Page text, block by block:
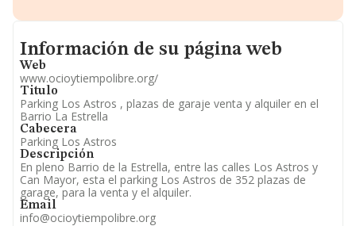
Información oficial y registral complementaria.
Informacion de su página web
Información de su página web
Web
www.ocioytiempolibre.org/
Titulo
Parking Los Astros , plazas de garaje venta y alquiler en el
Barrio La Estrella
Cabecera
Parking Los Astros
Descripción
En pleno Barrio de la Estrella, entre las calles Los Astros y
Can Mayor, esta el parking Los Astros de 352 plazas de
garage, para la venta y el alquiler.
Email
info@ocioytiempolibre.org